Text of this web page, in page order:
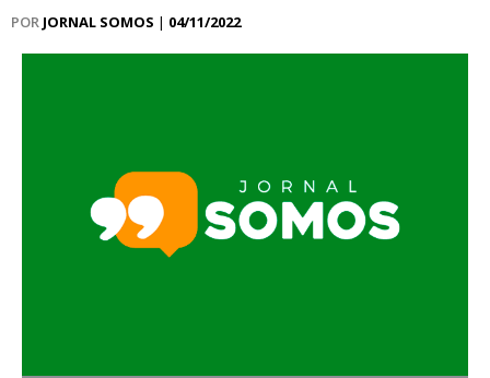
POR JORNAL SOMOS | 04/11/2022